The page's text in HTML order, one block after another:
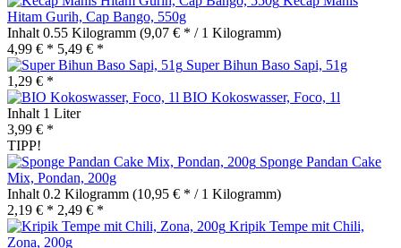
Hitam Gurih, Cap Bango, 550g
Inhalt 0.55 Kilogramm (9,07 € * / 1 Kilogramm)
4,99 € * 5,49 € *
Super Bihun Baso Sapi, 51g
1,29 € *
BIO Kokoswasser, Foco, 1l
Inhalt 1 Liter
3,99 € *
TIPP!
Sponge Pandan Cake
Mix, Pondan, 200g
Inhalt 0.2 Kilogramm (10,95 € * / 1 Kilogramm)
2,19 € * 2,49 € *
Kripik Tempe mit Chili,
Zona, 200g